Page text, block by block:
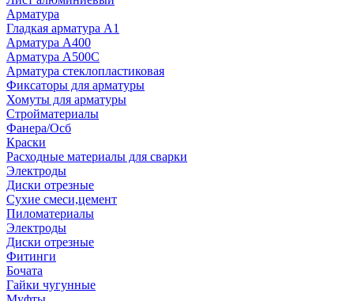
Арматура
Гладкая арматура А1
Арматура А400
Арматура A500C
Арматура стеклопластиковая
Фиксаторы для арматуры
Хомуты для арматуры
Стройматериалы
Фанера/Осб
Краски
Расходные материалы для сварки
Электроды
Диски отрезные
Сухие смеси,цемент
Пиломатериалы
Электроды
Диски отрезные
Фитинги
Бочата
Гайки чугунные